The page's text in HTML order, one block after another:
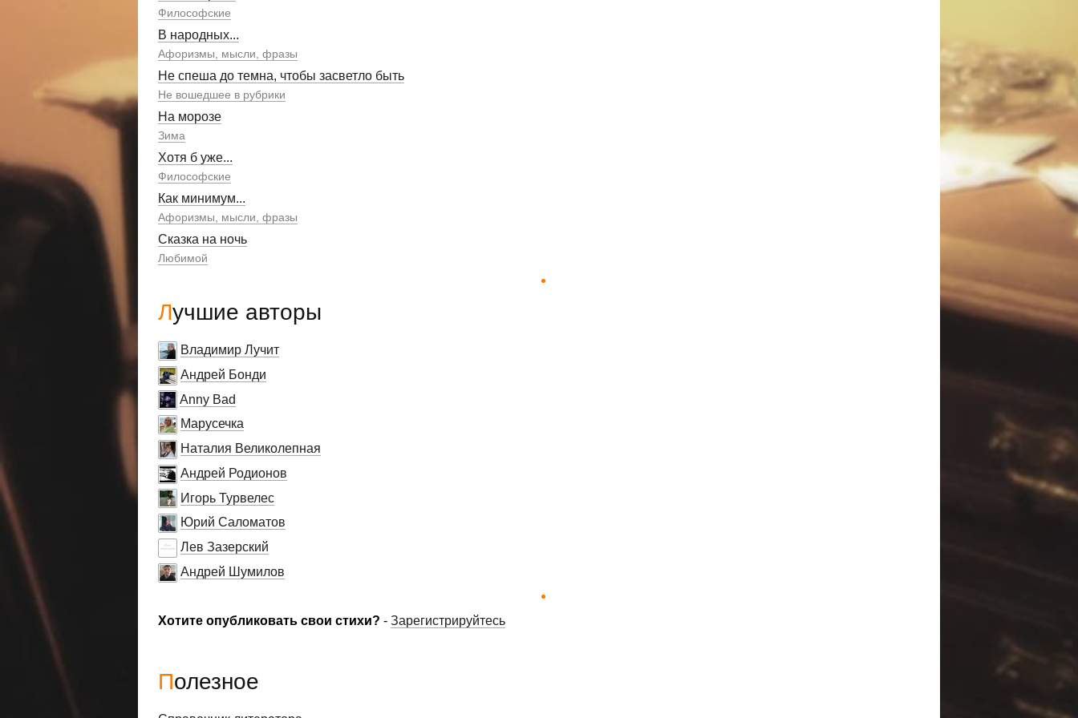
Философские
В народных...
Афоризмы, мысли, фразы
Не спеша до темна, чтобы засветло быть
Не вошедшее в рубрики
На морозе
Зима
Хотя б уже...
Философские
Как минимум...
Афоризмы, мысли, фразы
Сказка на ночь
Любимой
Лучшие авторы
Владимир Лучит
Андрей Бонди
Anny Bad
Марусечка
Наталия Великолепная
Андрей Родионов
Игорь Турвелес
Юрий Саломатов
Лев Зазерский
Андрей Шумилов
Хотите опубликовать свои стихи? - Зарегистрируйтесь
Полезное